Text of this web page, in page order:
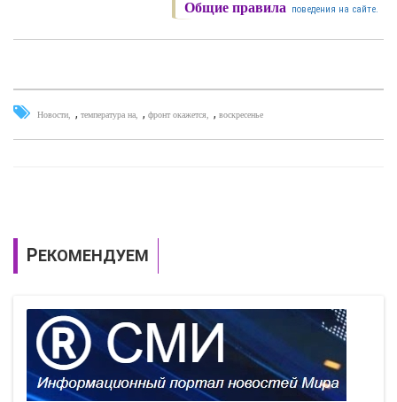
Общие правила поведения на сайте.
Новости , температура на , фронт окажется , воскресенье
РЕКОМЕНДУЕМ